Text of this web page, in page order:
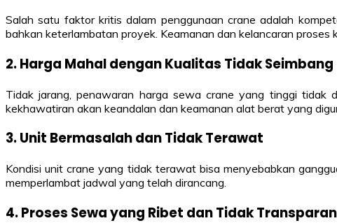
Salah satu faktor kritis dalam penggunaan crane adalah
bahkan keterlambatan proyek. Keamanan dan kelancaran
2. Harga Mahal dengan Kualitas Tidak Seimbang
Tidak jarang, penawaran harga sewa crane yang tinggi tidak
kekhawatiran akan keandalan dan keamanan alat berat yang
3. Unit Bermasalah dan Tidak Terawat
Kondisi unit crane yang tidak terawat bisa menyebabkan
memperlambat jadwal yang telah dirancang.
4. Proses Sewa yang Ribet dan Tidak Transparan